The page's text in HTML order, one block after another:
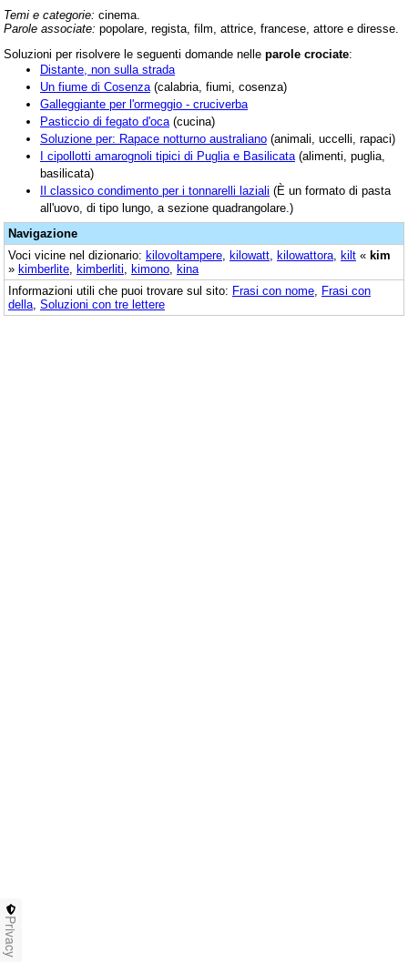
Temi e categorie: cinema.
Parole associate: popolare, regista, film, attrice, francese, attore e diresse.
Soluzioni per risolvere le seguenti domande nelle parole crociate:
Distante, non sulla strada
Un fiume di Cosenza (calabria, fiumi, cosenza)
Galleggiante per l'ormeggio - cruciverba
Pasticcio di fegato d'oca (cucina)
Soluzione per: Rapace notturno australiano (animali, uccelli, rapaci)
I cipollotti amarognoli tipici di Puglia e Basilicata (alimenti, puglia,
basilicata)
Il classico condimento per i tonnarelli laziali (È un formato di pasta
all'uovo, di tipo lungo, a sezione quadrangolare.)
Navigazione
Voci vicine nel dizionario: kilovoltampere kilowatt kilowattora kilt « kim
» kimberlite kimberliti kimono kina
Informazioni utili che puoi trovare sul sito: Frasi con nome Frasi con
della Soluzioni con tre lettere
Privacy